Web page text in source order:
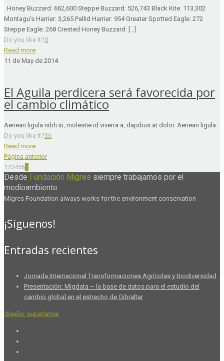
Honey Buzzard: 662,600 Steppe Buzzard: 526,743 Black Kite: 113,302
Montagu’s Harrier: 3,265 Pallid Harrier: 954 Greater Spotted Eagle: 272
Steppe Eagle: 268 Crested Honey Buzzard: […]
Do you like it?0
Read more
11 de May de 2014
El Aguila perdicera será favorecida por
el cambio climático
Aenean ligula nibh in, molestie id viverra a, dapibus at dolor. Aenean ligula.
Do you like it?36
Read more
Página anterior
1234567
Desde Fundación Migres siempre trabajamos por el
medioambiente
Migres Foundation always works for the environment conservation
¡Síguenos!
Entradas recientes
Jornada Internacional Transformaciones Agrícolas y Biodiversidad
Presentación: Migdata – la base de datos para el estudio del
cambio global en el estrecho de Gibraltar
diseño: superlativa